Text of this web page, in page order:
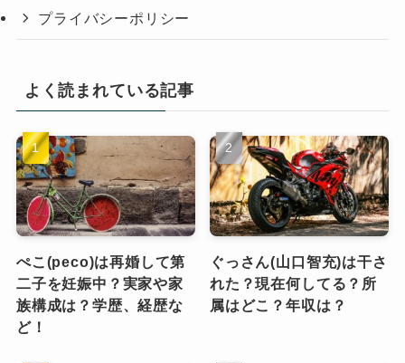
プライバシーポリシー
よく読まれている記事
ぺこ(peco)は再婚して第
二子を妊娠中？実家や家
族構成は？学歴、経歴な
ど！
ぐっさん(山口智充)は干さ
れた？現在何してる？所
属はどこ？年収は？